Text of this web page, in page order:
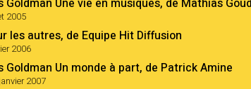
Goldman Une vie en musiques, de Mathias
2005
les autres, de Equipe Hit Diffusion
2006
Goldman Un monde à part, de Patrick Amine
2007